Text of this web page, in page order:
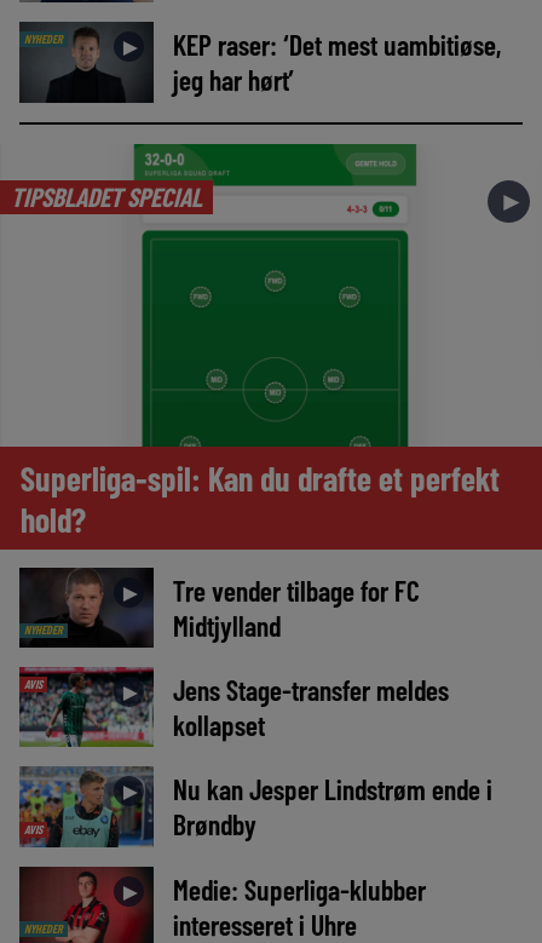
NYHEDER ►
KEP raser: ‘Det mest uambitiøse,
jeg har hørt’
TIPSBLADET SPECIAL ►
Superliga-spil: Kan du drafte et perfekt
hold?
NYHEDER
►
Tre vender tilbage for FC
Midtjylland
AVIS ►
Jens Stage-transfer meldes
kollapset
AVIS
►
Nu kan Jesper Lindstrøm ende i
Brøndby
NYHEDER
►
Medie: Superliga-klubber
interesseret i Uhre